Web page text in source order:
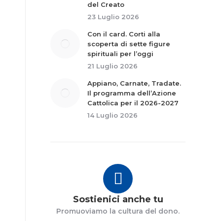
del Creato
23 Luglio 2026
Con il card. Corti alla
scoperta di sette figure
spirituali per l’oggi
21 Luglio 2026
Appiano, Carnate, Tradate.
Il programma dell’Azione
Cattolica per il 2026-2027
14 Luglio 2026
Sostienici anche tu
Promuoviamo la cultura del dono.